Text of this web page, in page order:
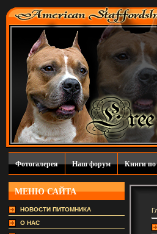
Фотогалерея Наш форум Книги по
МЕНЮ САЙТА
НОВОСТИ ПИТОМНИКА
О НАС